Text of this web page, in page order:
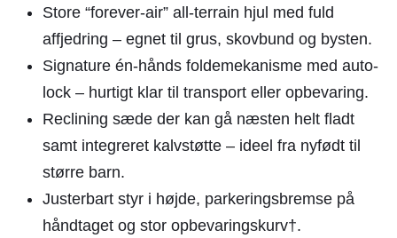
Store “forever-air” all-terrain hjul med fuld
affjedring – egnet til grus, skovbund og bysten.
Signature én-hånds foldemekanisme med auto-
lock – hurtigt klar til transport eller opbevaring.
Reclining sæde der kan gå næsten helt fladt
samt integreret kalvstøtte – ideel fra nyfødt til
større barn.
Justerbart styr i højde, parkeringsbremse på
håndtaget og stor opbevaringskurv†.